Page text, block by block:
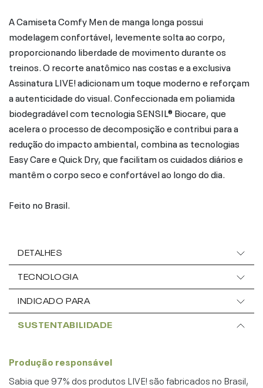
A Camiseta Comfy Men de manga longa possui
modelagem confortável, levemente solta ao corpo,
proporcionando liberdade de movimento durante os
treinos. O recorte anatômico nas costas e a exclusiva
Assinatura LIVE! adicionam um toque moderno e reforçam
a autenticidade do visual. Confeccionada em poliamida
biodegradável com tecnologia SENSIL® Biocare, que
acelera o processo de decomposição e contribui para a
redução do impacto ambiental, combina as tecnologias
Easy Care e Quick Dry, que facilitam os cuidados diários e
mantêm o corpo seco e confortável ao longo do dia.
Feito no Brasil.
DETALHES
TECNOLOGIA
INDICADO PARA
SUSTENTABILIDADE
Produção responsável
Sabia que 97% dos produtos LIVE! são fabricados no Brasil,